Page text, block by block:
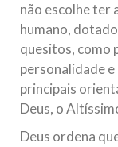
não escolhe ter
humano,
quesitos, como
personalidade e
principais
Deus, o
Deus ordena